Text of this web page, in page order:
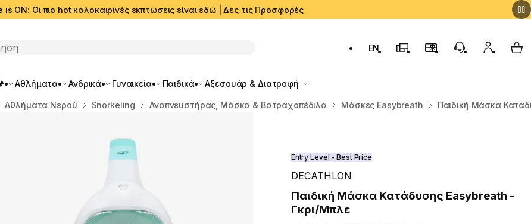
is ON: Οι πιο hot καλοκαιρινές εκπτώσεις είναι εδώ | Δες τις Προσφορές
Αλλαγή γλώσσας: English (English)
EN
Καταστήματα Decathlon
ΠρόγραμμαΕξυπηρέτηση
Ο My
Αθλήματα Ανδρικά Γυναικεία Παιδικά Αξεσουάρ & Διατροφή
Αθλήματα Νερού Snorkeling Αναπνευστήρας, Μάσκα & Βατραχοπέδιλα Μάσκες Easybreath Παιδική Μάσκα
Entry Level - Best Price
DECATHLON
Παιδική Μάσκα Κατάδυσης Easybreath -
Γκρι/Μπλε